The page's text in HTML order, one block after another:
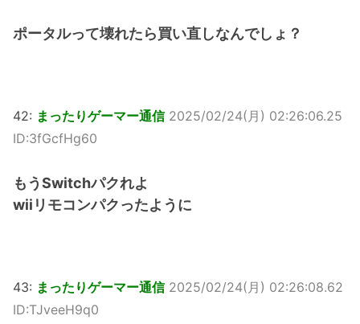
ポータルって壊れたら買い直しなんでしょ？
42: まったりゲーマー通信 2025/02/24(月) 02:26:06.25
ID:3fGcfHg60
もうSwitchパクれよ
wiiリモコンパクったように
43: まったりゲーマー通信 2025/02/24(月) 02:26:08.62
ID:TJveeH9q0